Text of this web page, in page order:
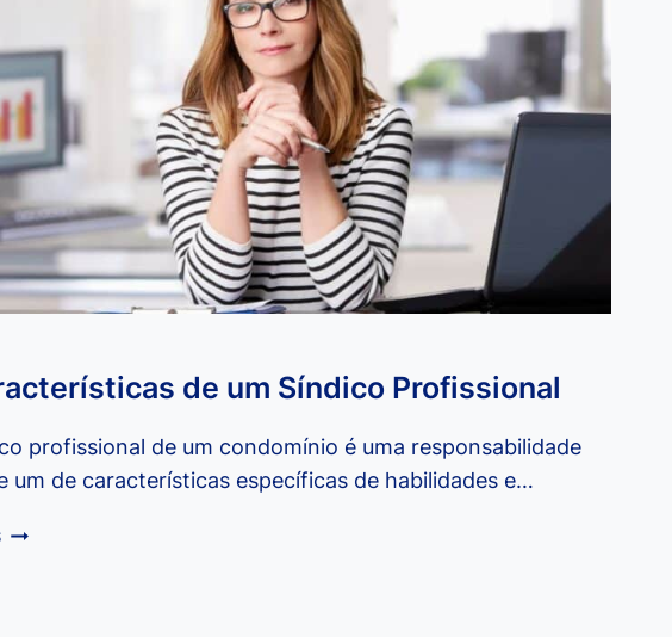
de um Síndico Profissional
profissional de um condomínio é uma responsabilidade
um de características específicas de habilidades e…
10